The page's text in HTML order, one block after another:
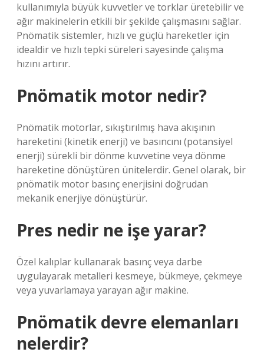
kullanımıyla büyük kuvvetler ve torklar üretebilir ve
ağır makinelerin etkili bir şekilde çalışmasını sağlar.
Pnömatik sistemler, hızlı ve güçlü hareketler için
idealdir ve hızlı tepki süreleri sayesinde çalışma
hızını artırır.
Pnömatik motor nedir?
Pnömatik motorlar, sıkıştırılmış hava akışının
hareketini (kinetik enerji) ve basıncını (potansiyel
enerji) sürekli bir dönme kuvvetine veya dönme
hareketine dönüştüren ünitelerdir. Genel olarak, bir
pnömatik motor basınç enerjisini doğrudan
mekanik enerjiye dönüştürür.
Pres nedir ne işe yarar?
Özel kalıplar kullanarak basınç veya darbe
uygulayarak metalleri kesmeye, bükmeye, çekmeye
veya yuvarlamaya yarayan ağır makine.
Pnömatik devre elemanları
nelerdir?